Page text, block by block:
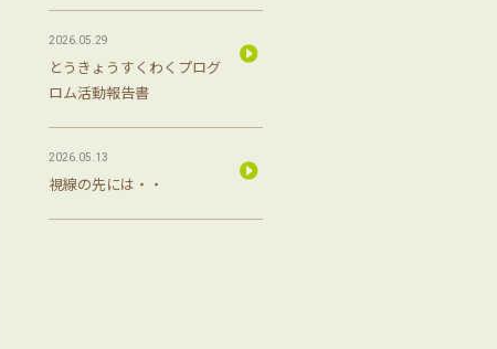
とうきょうすくわくプログ
ロム活動報告書
2026.05.29
視線の先には・・
2026.05.13